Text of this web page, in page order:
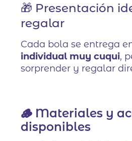
🎁 Presentación
regalar
Cada bola se entrega
individual muy cuqui,
sorprender y regalar
🪵 Materiales y
disponibles